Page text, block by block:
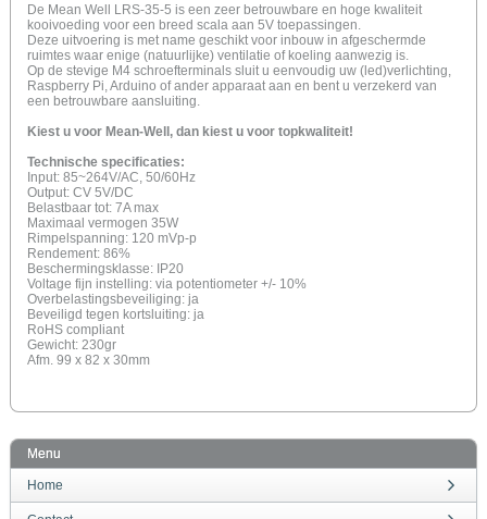
De Mean Well LRS-35-5 is een zeer betrouwbare en hoge kwaliteit
kooivoeding voor een breed scala aan 5V toepassingen.
Deze uitvoering is met name geschikt voor inbouw in afgeschermde
ruimtes waar enige (natuurlijke) ventilatie of koeling aanwezig is.
Op de stevige M4 schroefterminals sluit u eenvoudig uw (led)verlichting,
Raspberry Pi, Arduino of ander apparaat aan en bent u verzekerd van
een betrouwbare aansluiting.
Kiest u voor Mean-Well, dan kiest u voor topkwaliteit!
Technische specificaties:
Input: 85~264V/AC, 50/60Hz
Output: CV 5V/DC
Belastbaar tot: 7A max
Maximaal vermogen 35W
Rimpelspanning: 120 mVp-p
Rendement: 86%
Beschermingsklasse: IP20
Voltage fijn instelling: via potentiometer +/- 10%
Overbelastingsbeveiliging: ja
Beveiligd tegen kortsluiting: ja
RoHS compliant
Gewicht: 230gr
Afm. 99 x 82 x 30mm
Menu
Home